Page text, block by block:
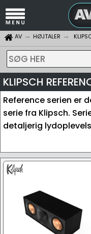
AV HØJTALER
SØG HER
KLIPSCH
Reference serien er
serie fra Klipsch.
detaljerig